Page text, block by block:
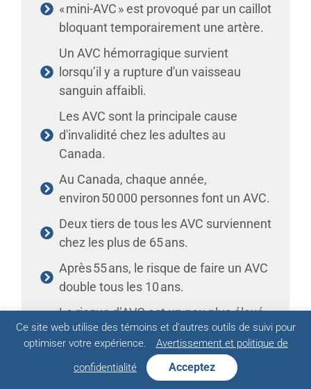
« mini-AVC » est provoqué par un caillot
bloquant temporairement une artère.
Un AVC hémorragique survient
lorsqu’il y a rupture d'un vaisseau
sanguin affaibli.
Les AVC sont la principale cause
d'invalidité chez les adultes au
Canada.
Au Canada, chaque année,
environ 50 000 personnes font un AVC.
Deux tiers de tous les AVC surviennent
chez les plus de 65 ans.
Après 55 ans, le risque de faire un AVC
double tous les 10 ans.
Le risque d’AVC est un peu plus élevé
chez les hommes.
Voici quelques facteurs de risque :
antécédents familiaux, hypertension
Ce site web utilise des témoins et d’autres outils de suivi pour
optimiser votre expérience.
Avertissement et politique de
confidentialité
Acceptez